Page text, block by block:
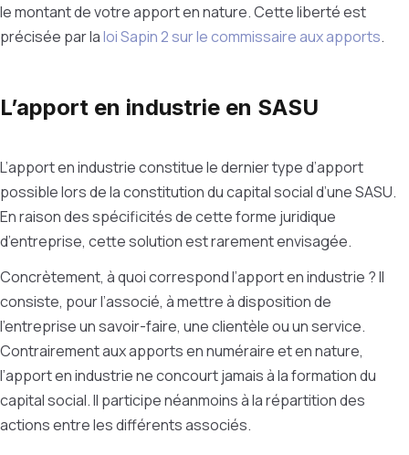
le montant de votre apport en nature. Cette liberté est
précisée par laloi Sapin 2 sur le commissaire aux apports.
L’apport en industrie en SASU
L’apport en industrie constitue le dernier type d’apport
possible lors de la constitution du capital social d’une SASU.
En raison des spécificités de cette forme juridique
d’entreprise, cette solution est rarement envisagée.
Concrètement, à quoi correspond l’apport en industrie ? Il
consiste, pour l’associé, à mettre à disposition de
l’entreprise un savoir-faire, une clientèle ou un service.
Contrairement aux apports en numéraire et en nature,
l’apport en industrie ne concourt jamais à la formation du
capital social. Il participe néanmoins à la répartition des
actions entre les différents associés.